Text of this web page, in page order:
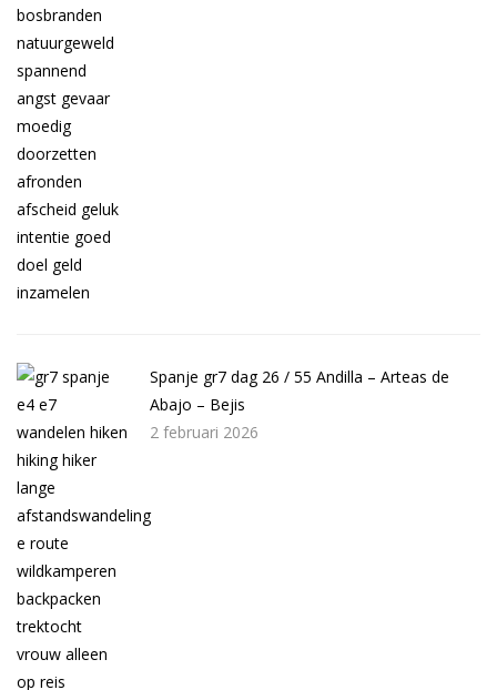
Spanje gr7 dag 26 / 55 Andilla – Arteas de
Abajo – Bejis
2 februari 2026